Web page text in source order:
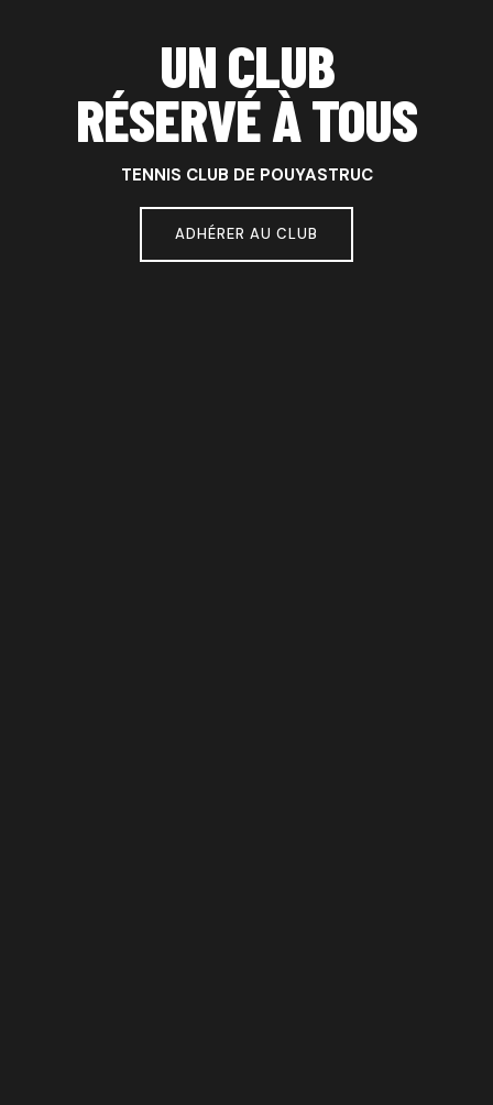
UN CLUB
RÉSERVÉ À TOUS
TENNIS CLUB DE POUYASTRUC
ADHÉRER AU CLUB